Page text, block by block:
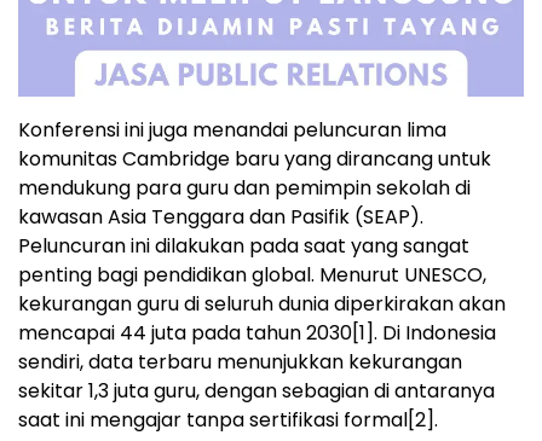
Konferensi ini juga menandai peluncuran lima
komunitasCambridge baru yang dirancang untuk
mendukung para guru dan pemimpin sekolah di
kawasanAsia Tenggaradan Pasifik (SEAP).
Peluncuran ini dilakukan pada saat yang sangat
penting bagi pendidikan global. Menurut UNESCO,
kekurangan guru di seluruh dunia diperkirakan akan
mencapai 44 juta pada tahun 2030[1]. Di Indonesia
sendiri, data terbaru menunjukkan kekurangan
sekitar 1,3 juta guru, dengan sebagian di antaranya
saat ini mengajar tanpa sertifikasi formal[2].